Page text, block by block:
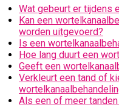
Wat gebeurt er tijdens
Kan een
worden uitgevoerd?
Is een
Hoe lang duurt een
Geeft een
Verkleurt een tand of
Als een of meer